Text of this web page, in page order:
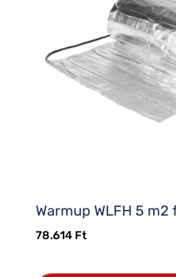
Warmup WLFH 5
78.614 Ft